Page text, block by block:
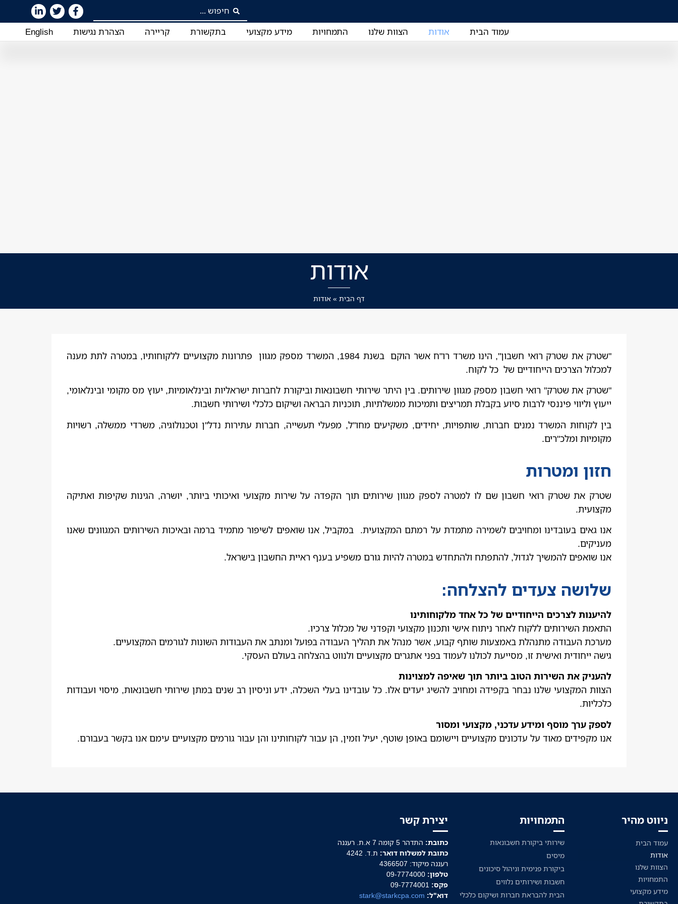
עמוד הבית אודות הצוות שלנו התמחויות מידע מקצועי בתקשורת קריירה הצהרת נגישות English
אודות
דף הבית » אודות
"שטרק את שטרק רואי חשבון", הינו משרד רו"ח אשר הוקם בשנת 1984, המשרד מספק מגוון פתרונות מקצועיים ללקוחותיו, במטרה לתת מענה
למכלול הצרכים הייחודיים של כל לקוח.
"שטרק את שטרק" רואי חשבון מספק מגוון שירותים. בין היתר שירותי חשבונאות וביקורת לחברות ישראליות ובינלאומיות, יעוץ מס מקומי ובינלאומי,
ייעוץ וליווי פיננסי לרבות סיוע בקבלת תמריצים ותמיכות ממשלתיות, תוכניות הבראה ושיקום כלכלי ושירותי חשבות.
בין לקוחות המשרד נמנים חברות, שותפויות, יחידים, משקיעים מחו"ל, מפעלי תעשייה, חברות עתירות נדל"ן וטכנולוגיה, משרדי ממשלה, רשויות
מקומיות ומלכ"רים.
חזון ומטרות
שטרק את שטרק רואי חשבון שם לו למטרה לספק מגוון שירותים תוך הקפדה על שירות מקצועי ואיכותי ביותר, יושרה, הגינות שקיפות ואתיקה
מקצועית.
אנו גאים בעובדינו ומחויבים לשמירה מתמדת על רמתם המקצועית. במקביל, אנו שואפים לשיפור מתמיד ברמה ובאיכות השירותים המגוונים שאנו
מעניקים.
אנו שואפים להמשיך לגדול, להתפתח ולהתחדש במטרה להיות גורם משפיע בענף ראיית החשבון בישראל.
שלושה צעדים להצלחה:
להיענות לצרכים הייחודיים של כל אחד מלקוחותינו
התאמת השירותים ללקוח לאחר ניתוח אישי ותכנון מקצועי וקפדני של מכלול צרכיו.
מערכת העבודה מתנהלת באמצעות שותף קבוע, אשר מנהל את תהליך העבודה בפועל ומנתב את העבודות השונות לגורמים המקצועיים.
גישה ייחודית ואישית זו, מסייעת לכולנו לעמוד בפני אתגרים מקצועיים ולנווט בהצלחה בעולם העסקי.
להעניק את השירות הטוב ביותר תוך שאיפה למצוינות
הצוות המקצועי שלנו נבחר בקפידה ומחויב להשיג יעדים אלו. כל עובדינו בעלי השכלה, ידע וניסיון רב שנים במתן שירותי חשבונאות, מיסוי ועבודות
כלכליות.
לספק ערך מוסף ומידע עדכני, מקצועי ומסור
אנו מקפידים מאוד על עדכונים מקצועיים ויישומם באופן שוטף, יעיל וזמין, הן עבור לקוחותינו והן עבור גורמים מקצועיים עימם אנו בקשר בעבורם.
ניווט מהיר
עמוד הבית
אודות
הצוות שלנו
התמחויות
מידע מקצועי
התמחויות
שירותי ביקורת חשבונאות
מיסים
ביקורת פנימית וניהול סיכונים
חשבות ושירותים נלווים
הבית להבראת חברות ושיקום כלכלי
יצירת קשר
כתובת: התדהר 5 קומה 7 א.ת. רעננה
כתובת למשלוח דואר:
ת.ד. 4242
רעננה מיקוד: 4366507
טלפון: 09-7774000
פקס: 09-7774001
דוא"ל: stark@starkcpa.com